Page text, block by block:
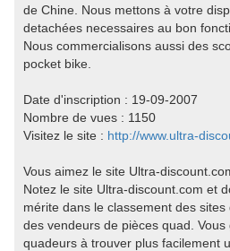
de Chine. Nous mettons à votre
detachées necessaires au bon
Nous commercialisons aussi des
pocket bike.
Date d'inscription : 19-09-2007
Nombre de vues : 1150
Visitez le site : http://www.ultra-
Vous aimez le site Ultra-
Notez le site Ultra-discount.com et
mérite dans le classement des
des vendeurs de pièces quad.
quadeurs à trouver plus facilement